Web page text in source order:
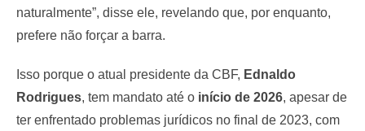
naturalmente”, disse ele, revelando que, por enquanto,
prefere não forçar a barra.
Isso porque o atual presidente da CBF, Ednaldo
Rodrigues, tem mandato até o início de 2026, apesar de
ter enfrentado problemas jurídicos no final de 2023, com